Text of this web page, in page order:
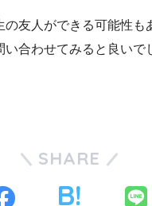
の友人ができる可能性も
合わせてみると良いで
SHARE